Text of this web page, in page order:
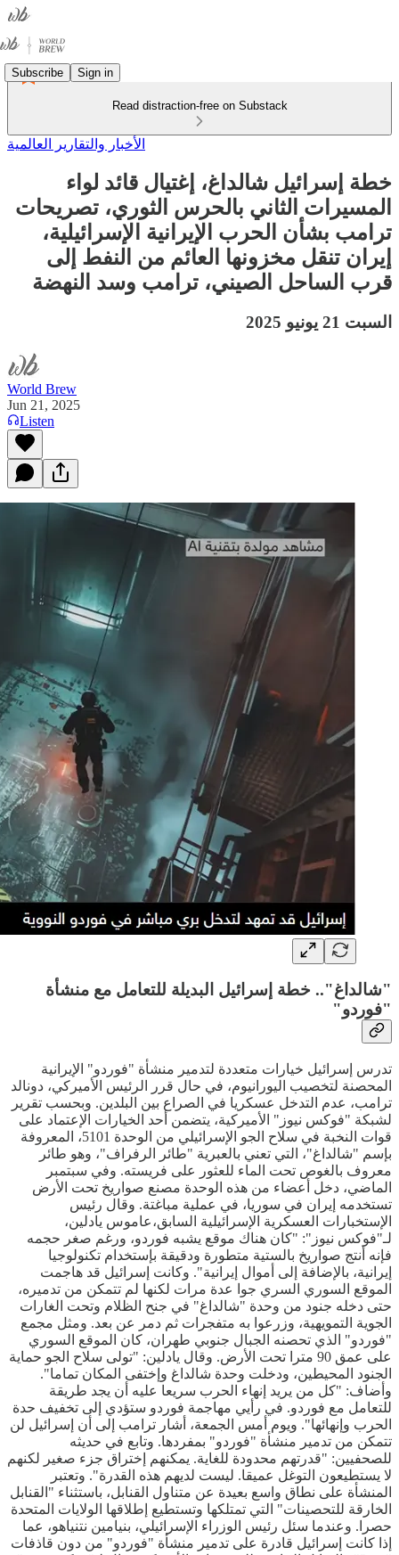
Subscribe Sign in
Read distraction-free on Substack
الأخبار والتقارير العالمية
خطة إسرائيل شالداغ، إغتيال قائد لواء
المسيرات الثاني بالحرس الثوري، تصريحات
ترامب بشأن الحرب الإيرانية الإسرائيلية،
إيران تنقل مخزونها العائم من النفط إلى
قرب الساحل الصيني، ترامب وسد النهضة
السبت 21 يونيو 2025
World Brew
Jun 21, 2025
Listen
"شالداغ".. خطة إسرائيل البديلة للتعامل مع منشأة
"فوردو"
تدرس إسرائيل خيارات متعددة لتدمير منشأة "فوردو" الإيرانية
المحصنة لتخصيب اليورانيوم، في حال قرر الرئيس الأميركي، دونالد
ترامب، عدم التدخل عسكريا في الصراع بين البلدين. وبحسب تقرير
لشبكة "فوكس نيوز" الأميركية، يتضمن أحد الخيارات الإعتماد على
قوات النخبة في سلاح الجو الإسرائيلي من الوحدة 5101، المعروفة
بإسم "شالداغ"، التي تعني بالعبرية "طائر الرفراف"، وهو طائر
معروف بالغوص تحت الماء للعثور على فريسته. وفي سبتمبر
الماضي، دخل أعضاء من هذه الوحدة مصنع صواريخ تحت الأرض
تستخدمه إيران في سوريا، في عملية مباغتة. وقال رئيس
الإستخبارات العسكرية الإسرائيلية السابق،عاموس يادلين،
لـ"فوكس نيوز": "كان هناك موقع يشبه فوردو، ورغم صغر حجمه
فإنه أنتج صواريخ بالستية متطورة ودقيقة بإستخدام تكنولوجيا
إيرانية، بالإضافة إلى أموال إيرانية". وكانت إسرائيل قد هاجمت
الموقع السوري السري جوا عدة مرات لكنها لم تتمكن من تدميره،
حتى دخله جنود من وحدة "شالداغ" في جنح الظلام وتحت الغارات
الجوية التمويهية، وزرعوا به متفجرات ثم دمر عن بعد. ومثل مجمع
"فوردو" الذي تحصنه الجبال جنوبي طهران، كان الموقع السوري
على عمق 90 مترا تحت الأرض. وقال يادلين: "تولى سلاح الجو حماية
الجنود المحيطين، ودخلت وحدة شالداغ وإختفى المكان تماما".
وأضاف: "كل من يريد إنهاء الحرب سريعا عليه أن يجد طريقة
للتعامل مع فوردو. في رأيي مهاجمة فوردو ستؤدي إلى تخفيف حدة
الحرب وإنهائها". ويوم أمس الجمعة، أشار ترامب إلى أن إسرائيل لن
تتمكن من تدمير منشأة "فوردو" بمفردها. وتابع في حديثه
للصحفيين: "قدرتهم محدودة للغاية. يمكنهم إختراق جزء صغير لكنهم
لا يستطيعون التوغل عميقا. ليست لديهم هذه القدرة". وتعتبر
المنشأة على نطاق واسع بعيدة عن متناول القنابل، باستثناء "القنابل
الخارقة للتحصينات" التي تمتلكها وتستطيع إطلاقها الولايات المتحدة
حصرا. وعندما سئل رئيس الوزراء الإسرائيلي، بنيامين نتنياهو، عما
إذا كانت إسرائيل قادرة على تدمير منشأة "فوردو" من دون قاذفات